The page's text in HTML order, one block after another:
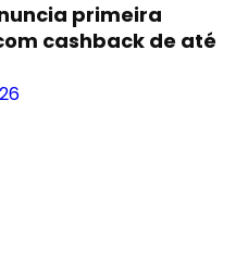
primeira
cashback de até